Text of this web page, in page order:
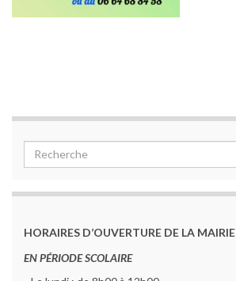
HORAIRES D’OUVERTURE DE LA MAIRIE
EN PÉRIODE SCOLAIRE